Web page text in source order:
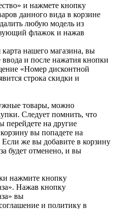
и нажмете кнопку
данного вида в корзине
любую модель из
флажок и нажав
нашего магазина, вы
и после нажатия кнопки
«Номер дисконтной
строка скидки и
товары, можно
Следует помнить, что
перейдете на другие
вы попадете на
же вы добавите в корзину
будет отменено, и вы
нажмите кнопку
Нажав кнопку
вы
и политику в